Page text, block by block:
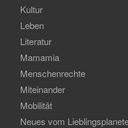
Kultur
Leben
Literatur
Mamamia
Menschenrechte
Miteinander
Mobilität
Neues vom